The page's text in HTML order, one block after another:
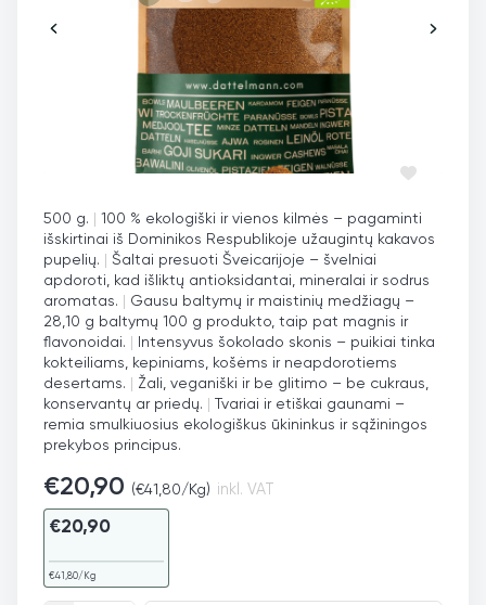
500 g. | 100 % ekologiški ir vienos kilmės – pagaminti
išskirtinai iš Dominikos Respublikoje užaugintų kakavos
pupelių. | Šaltai presuoti Šveicarijoje – švelniai
apdoroti, kad išliktų antioksidantai, mineralai ir sodrus
aromatas. | Gausu baltymų ir maistinių medžiagų –
28,10 g baltymų 100 g produkto, taip pat magnis ir
flavonoidai. | Intensyvus šokolado skonis – puikiai tinka
kokteiliams, kepiniams, košėms ir neapdorotiems
desertams. | Žali, veganiški ir be glitimo – be cukraus,
konservantų ar priedų. | Tvariai ir etiškai gaunami –
remia smulkiuosius ekologiškus ūkininkus ir sąžiningos
prekybos principus.
€20,90 (€41,80/Kg) inkl. VAT
€20,90
€41,80/Kg